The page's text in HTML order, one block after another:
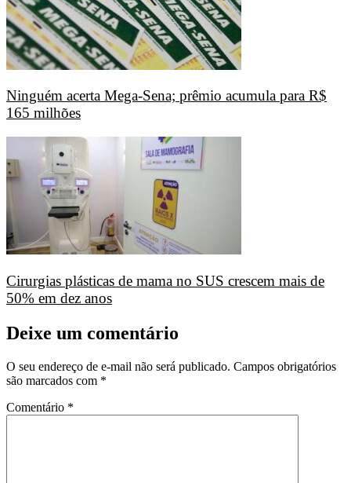
Ninguém acerta Mega-Sena; prêmio acumula para R$
165 milhões
Cirurgias plásticas de mama no SUS crescem mais de
50% em dez anos
Deixe um comentário
O seu endereço de e-mail não será publicado. Campos obrigatórios
são marcados com *
Comentário *